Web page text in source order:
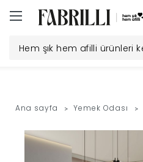
Paketi
Yatak
Ana sayfa Yemek Odası